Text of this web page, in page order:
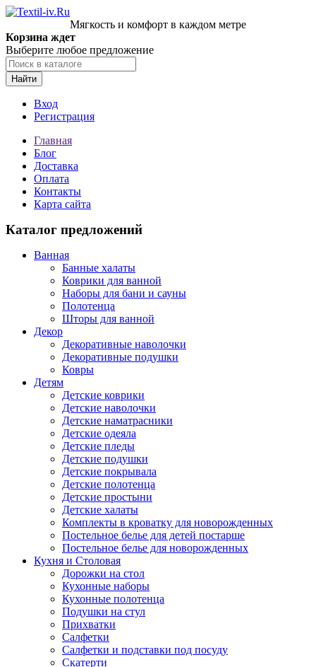
Мягкость и комфорт в каждом метре
Корзина ждет
Выберите любое предложение
Найти
Вход
Регистрация
Главная
Блог
Доставка
Оплата
Контакты
Карта сайта
Каталог предложений
Ванная
Банные халаты
Коврики для ванной
Наборы для бани и сауны
Полотенца
Шторы для ванной
Декор
Декоративные наволочки
Декоративные подушки
Ковры
Детям
Детские коврики
Детские наволочки
Детские наматрасники
Детские одеяла
Детские пледы
Детские подушки
Детские покрывала
Детские полотенца
Детские простыни
Детские халаты
Комплекты в кроватку для новорожденных
Постельное белье для детей постарше
Постельное белье для новорожденных
Кухня и Столовая
Дорожки на стол
Кухонные наборы
Кухонные полотенца
Подушки на стул
Прихватки
Салфетки
Салфетки и подставки под посуду
Скатерти